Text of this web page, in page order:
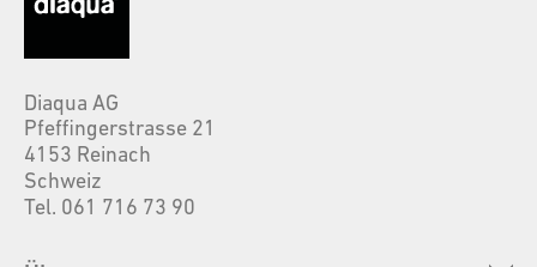
Diaqua AG
Pfeffingerstrasse 21
4153 Reinach
Schweiz
Tel. 061 716 73 90